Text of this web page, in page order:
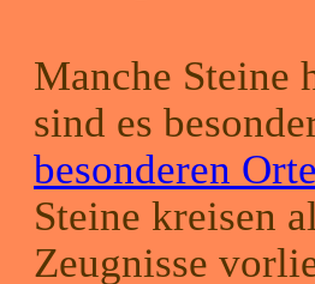
Manche Steine
sind es
besonderen
Steine kreisen
Zeugnisse